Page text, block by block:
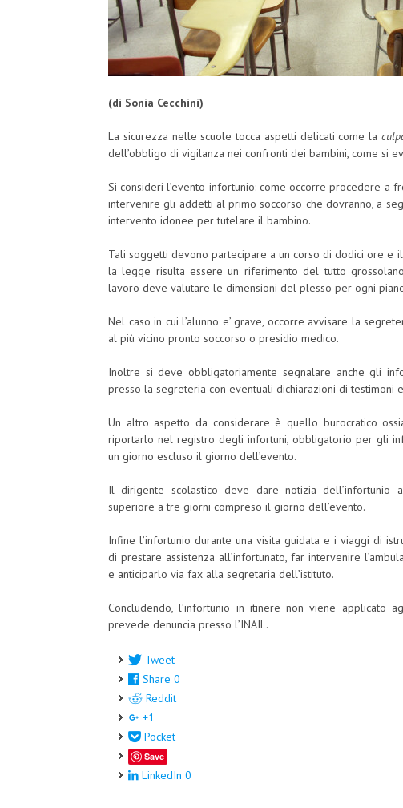
(di Sonia Cecchini)
La sicurezza nelle scuole tocca aspetti delicati come la
dell’obbligo di vigilanza nei confronti dei bambini, come si
Si consideri l’evento infortunio: come occorre procedere a
intervenire gli addetti al primo soccorso che dovranno, a
intervento idonee per tutelare il bambino.
Tali soggetti devono partecipare a un corso di dodici ore e
la legge risulta essere un riferimento del tutto
lavoro deve valutare le dimensioni del plesso per ogni
Nel caso in cui l’alunno e’ grave, occorre avvisare la
al più vicino pronto soccorso o presidio medico.
Inoltre si deve obbligatoriamente segnalare anche gli
presso la segreteria con eventuali dichiarazioni di
Un altro aspetto da considerare è quello burocratico
riportarlo nel registro degli infortuni, obbligatorio per gli
un giorno escluso il giorno dell’evento.
Il dirigente scolastico deve dare notizia dell’infortunio
superiore a tre giorni compreso il giorno dell’evento.
Infine l’infortunio durante una visita guidata e i viaggi di
di prestare assistenza all’infortunato, far intervenire
e anticiparlo via fax alla segretaria dell’istituto.
Concludendo, l’infortunio in itinere non viene applicato
prevede denuncia presso l’INAIL.
Tweet
Share 0
Reddit
+1
Pocket
Save
LinkedIn 0